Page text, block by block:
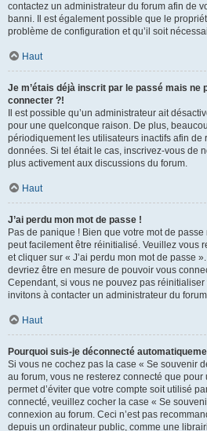
contactez un administrateur du forum afin de
banni. Il est également possible que le
problème de configuration et qu’il soit
Haut
Je m’étais déjà inscrit par le passé mais ne
connecter ?!
Il est possible qu’un administrateur ait
pour une quelconque raison. De plus,
périodiquement les utilisateurs inactifs afin de
données. Si tel était le cas, inscrivez-vous de
plus activement aux discussions du forum.
Haut
J’ai perdu mon mot de passe !
Pas de panique ! Bien que votre mot de
peut facilement être réinitialisé. Veuillez vous
et cliquer sur « J’ai perdu mon mot de passe
devriez être en mesure de pouvoir vous
Cependant, si vous ne pouvez pas
invitons à contacter un administrateur du
Haut
Pourquoi suis-je déconnecté
Si vous ne cochez pas la case « Se souvenir
au forum, vous ne resterez connecté que
permet d’éviter que votre compte soit utilisé
connecté, veuillez cocher la case « Se
connexion au forum. Ceci n’est pas
depuis un ordinateur public, comme une